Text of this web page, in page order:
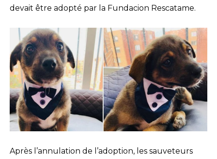
devait être adopté par la Fundacion Rescatame.
Après l’annulation de l’adoption, les sauveteurs